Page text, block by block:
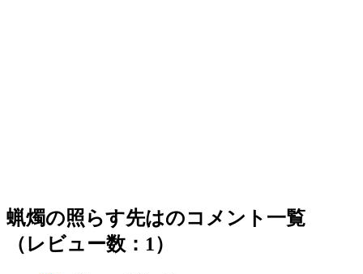
蝋燭の照らす先はのコメント一覧
（レビュー数：1）